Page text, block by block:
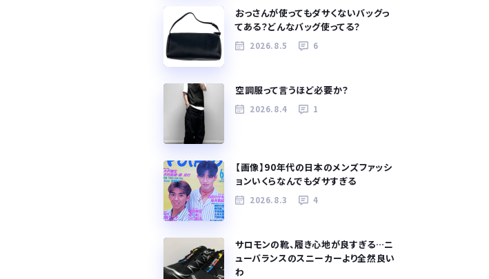
おっさんが使ってもダサくないバッグっ
てある？どんなバッグ使ってる？
2026.8.5 6
空調服って言うほど必要か？
2026.8.4 1
【画像】90年代の日本のメンズファッシ
ョンいくらなんでもダサすぎる
2026.8.3 4
サロモンの靴、履き心地が良すぎる…ニ
ューバランスのスニーカーより全然良い
わ